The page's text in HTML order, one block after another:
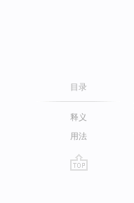
目录
释义
用法